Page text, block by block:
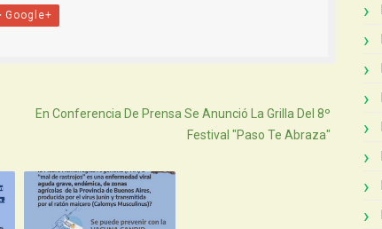
Google+
En Conferencia De Prensa Se Anunció La Grilla Del 8º
Festival "Paso Te Abraza"